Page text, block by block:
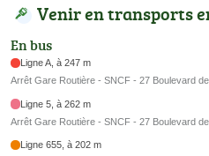
Venir en transports
En bus
Ligne A, à 247 m
Arrêt Gare Routière - SNCF - 27 Boulevard
Ligne 5, à 262 m
Arrêt Gare Routière - SNCF - 27 Boulevard
Ligne 655, à 202 m